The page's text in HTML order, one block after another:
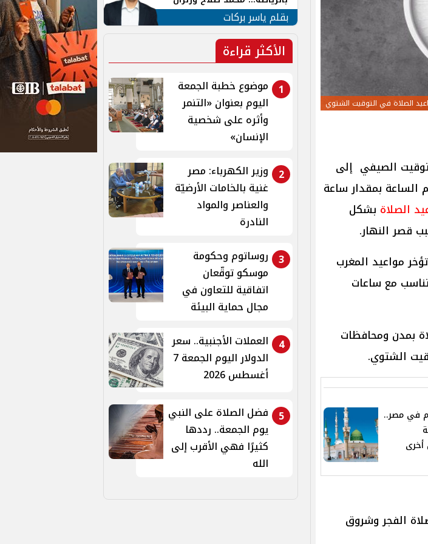
الصلاة في التوقيت الشتوي
الصيفي إلى
الساعة بمقدار ساعة
الصلاة بشكل
قصر النهار.
مواعيد المغرب
مع ساعات
بمدن ومحافظات
الشتوي.
في مصر..
أخرى
الفجر وشروق
الهوية في الشارع التركي
بقلم ياسر بركات
الأكثر قراءة
1
موضوع خطبة الجمعة
اليوم بعنوان «التنمر
وأثره على شخصية
الإنسان»
2
وزير الكهرباء: مصر
غنية بالخامات الأرضيّة
والعناصر والمواد
النادرة
3 روساتوم وحكومة
موسكو توقّعان
اتفاقية للتعاون في
مجال حماية البيئة
4
العملات الأجنبية.. سعر
الدولار اليوم الجمعة 7
أغسطس 2026
5
فضل الصلاة على النبي
يوم الجمعة.. رددها
كثيرًا فهي الأقرب إلى
الله